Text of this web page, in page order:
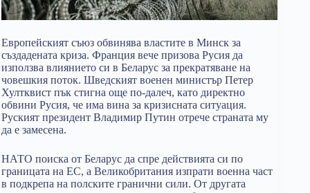
Европейският съюз обвинява властите в Минск за
създадената криза. Франция вече призова Русия да
използва влиянието си в Беларус за прекратяване на
човешкия поток. Шведският военен министър Петер
Хултквист пък стигна още по-далеч, като директно
обвини Русия, че има вина за кризисната ситуация.
Руският президент Владимир Путин отрече страната му
да е замесена.
НАТО поиска от Беларус да спре действията си по
границата на ЕС, а Великобритания изпрати военна част
в подкрепа на полските гранични сили. От другата